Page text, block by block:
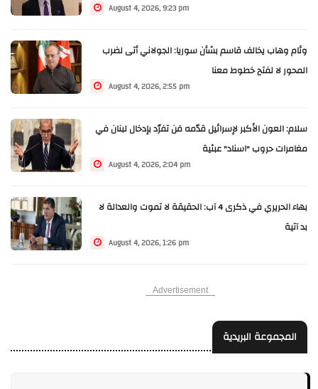
August 4, 2026, 9:23 pm
وئام وهاب يخالف قاسم بشأن سوريا: الجولاني أتى لضرب
المحور لا لفتح خطوط معنا
August 4, 2026, 2:55 pm
سلام: العون الأكبر لإسرائيل قدّمه مَن تفرّد بإدخال لبنان في
مغامرات حروب "اسناد" عبثية
August 4, 2026, 2:04 pm
بهاء الحريري في ذكرى 4 آب: الحقيقة لا تموت والعدالة لا
بد آتية
August 4, 2026, 1:26 pm
Advertisement
المجموعة البريدية